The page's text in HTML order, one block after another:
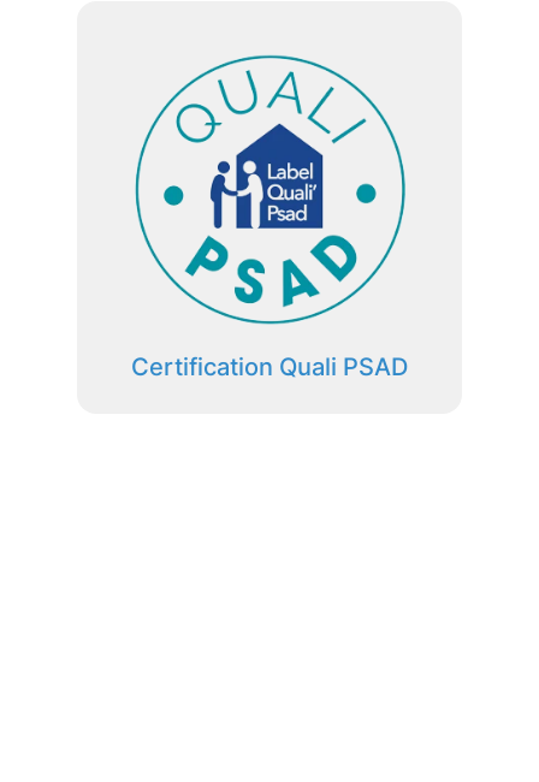
Certification Quali PSAD